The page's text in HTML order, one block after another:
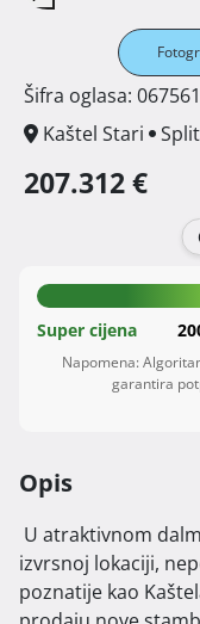
Šifra oglasa:
Kaštel Stari
207.312 €
Super cijena
Napomena:
garantira
Opis
izvrsnoj lokaciji,
poznatije kao